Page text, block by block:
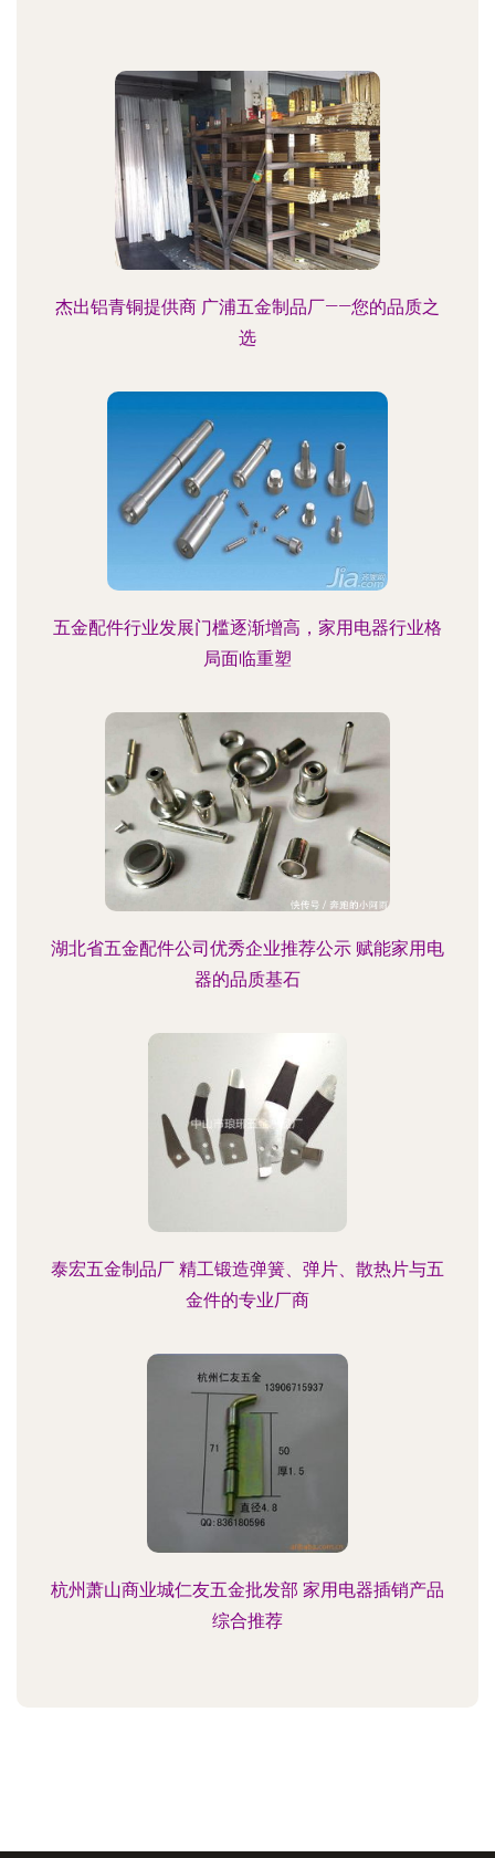
杰出铝青铜提供商 广浦五金制品厂——您的品质之
选
五金配件行业发展门槛逐渐增高，家用电器行业格
局面临重塑
湖北省五金配件公司优秀企业推荐公示 赋能家用电
器的品质基石
泰宏五金制品厂 精工锻造弹簧、弹片、散热片与五
金件的专业厂商
杭州萧山商业城仁友五金批发部 家用电器插销产品
综合推荐